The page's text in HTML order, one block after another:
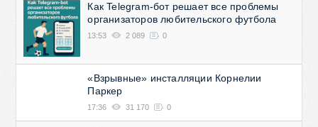
Как Telegram-бот решает все проблемы
организаторов любительского футбола
13:53 2 089 0
«Взрывные» инсталляции Корнелии
Паркер
17:36 31 170 0